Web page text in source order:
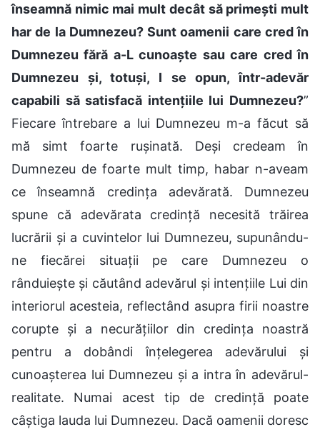
înseamnă nimic mai mult decât să primești mult
har de la Dumnezeu? Sunt oamenii care cred în
Dumnezeu fără a-L cunoaște sau care cred în
Dumnezeu și, totuși, I se opun, într-adevăr
capabili să satisfacă intențiile lui Dumnezeu?”
Fiecare întrebare a lui Dumnezeu m-a făcut să
mă simt foarte rușinată. Deși credeam în
Dumnezeu de foarte mult timp, habar n-aveam
ce înseamnă credința adevărată. Dumnezeu
spune că adevărata credință necesită trăirea
lucrării și a cuvintelor lui Dumnezeu, supunându-
ne fiecărei situații pe care Dumnezeu o
rânduiește și căutând adevărul și intențiile Lui din
interiorul acesteia, reflectând asupra firii noastre
corupte și a necurățiilor din credința noastră
pentru a dobândi înțelegerea adevărului și
cunoașterea lui Dumnezeu și a intra în adevărul-
realitate. Numai acest tip de credință poate
câștiga lauda lui Dumnezeu. Dacă oamenii doresc